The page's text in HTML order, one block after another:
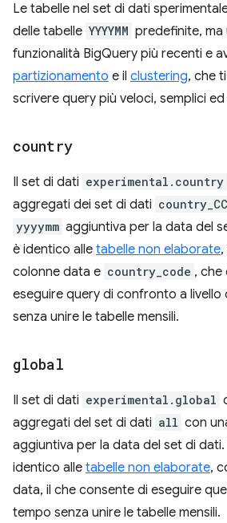
Le tabelle nel set di dati
delle tabelle YYYYMM predefinite, ma
funzionalità BigQuery più recenti e
partizionamento e il clustering, che
scrivere query più veloci, semplici
country
Il set di dati experimental.country
aggregati dei set di dati country_CC
yyyymm aggiuntiva per la data del
è identico alle tabelle non elaborate
colonne data e country_code , che
eseguire query di confronto a livello
senza unire le tabelle mensili.
global
Il set di dati experimental.global
aggregati del set di dati all con
aggiuntiva per la data del set di
identico alle tabelle non elaborate,
data, il che consente di eseguire
tempo senza unire le tabelle mensili.